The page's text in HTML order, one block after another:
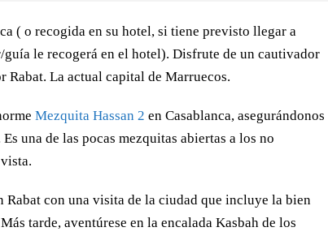
( o recogida en su hotel, si tiene previsto llegar a
le recogerá en el hotel). Disfrute de un cautivador
Rabat. La actual capital de Marruecos.
Mezquita Hassan 2 en Casablanca, asegurándonos
una de las pocas mezquitas abiertas a los no
con una visita de la ciudad que incluye la bien
tarde, aventúrese en la encalada Kasbah de los